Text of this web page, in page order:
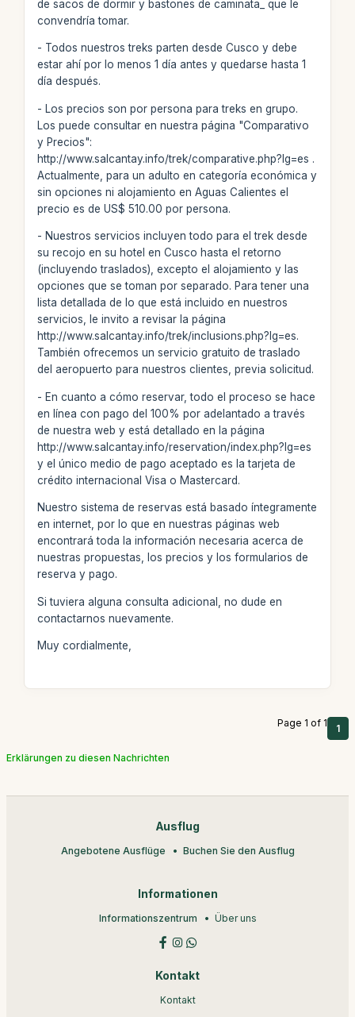
de sacos de dormir y bastones de caminata_ que le
convendría tomar.
- Todos nuestros treks parten desde Cusco y debe
estar ahí por lo menos 1 día antes y quedarse hasta 1
día después.
- Los precios son por persona para treks en grupo.
Los puede consultar en nuestra página "Comparativo
y Precios":
http://www.salcantay.info/trek/comparative.php?lg=es .
Actualmente, para un adulto en categoría económica y
sin opciones ni alojamiento en Aguas Calientes el
precio es de US$ 510.00 por persona.
- Nuestros servicios incluyen todo para el trek desde
su recojo en su hotel en Cusco hasta el retorno
(incluyendo traslados), excepto el alojamiento y las
opciones que se toman por separado. Para tener una
lista detallada de lo que está incluido en nuestros
servicios, le invito a revisar la página
http://www.salcantay.info/trek/inclusions.php?lg=es.
También ofrecemos un servicio gratuito de traslado
del aeropuerto para nuestros clientes, previa solicitud.
- En cuanto a cómo reservar, todo el proceso se hace
en línea con pago del 100% por adelantado a través
de nuestra web y está detallado en la página
http://www.salcantay.info/reservation/index.php?lg=es
y el único medio de pago aceptado es la tarjeta de
crédito internacional Visa o Mastercard.
Nuestro sistema de reservas está basado íntegramente
en internet, por lo que en nuestras páginas web
encontrará toda la información necesaria acerca de
nuestras propuestas, los precios y los formularios de
reserva y pago.
Si tuviera alguna consulta adicional, no dude en
contactarnos nuevamente.
Muy cordialmente,
Page 1 of 1 1
Erklärungen zu diesen Nachrichten
Ausflug
Angebotene Ausflüge Buchen Sie den Ausflug
Informationen
Informationszentrum Über uns
Kontakt
Kontakt